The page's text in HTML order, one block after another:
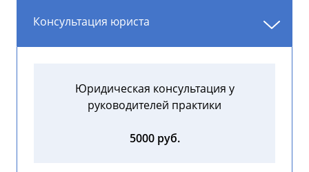
Консультация юриста
Юридическая консультация у
руководителей практики
5000 руб.